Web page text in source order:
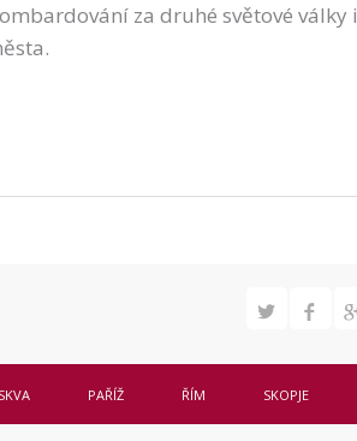
za druhé světové války i
PAŘÍŽ ŘÍM SKOPJE